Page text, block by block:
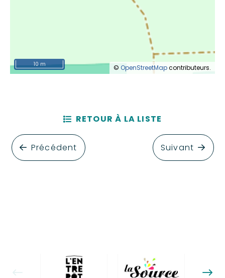
© OpenStreetMapcontributeurs.
10 m
Précédent
RETOUR À LA LISTE
Suivant